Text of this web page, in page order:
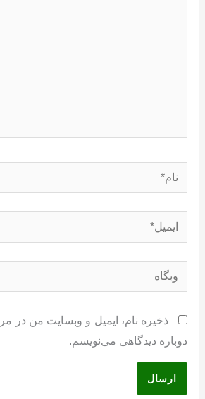
نام*
ایمیل*
وبگاه
ذخیره نام، ایمیل و وبسایت من در
دوباره دیدگاهی می‌نویسم.